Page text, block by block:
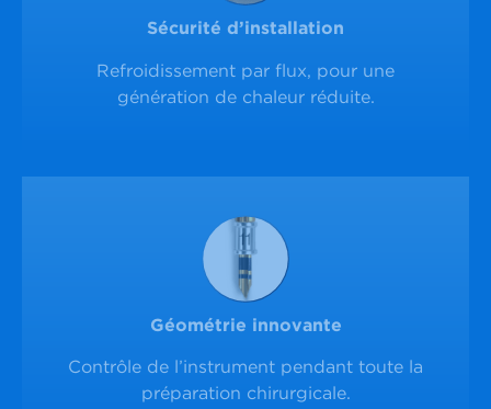
​Sécurité d’installation
Refroidissement par flux, pour une
génération de chaleur réduite.
Géométrie innovante
Contrôle de l’instrument pendant toute la
préparation chirurgicale.